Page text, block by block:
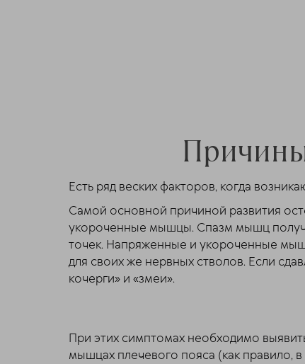
Есть ряд веских факторов, когда
Самой основной причиной развития
укороченные мышцы. Спазм мышц
точек. Напряженные и укороченные
для своих же нервных стволов. Если
кочерги» и «змеи».
При этих симптомах необходимо
мышцах плечевого пояса (как правило,